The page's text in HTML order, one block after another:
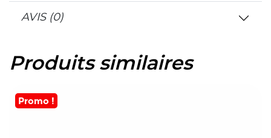
AVIS (0)
Produits similaires
Promo !